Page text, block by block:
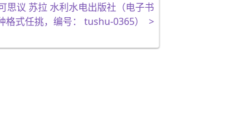
思议 苏拉 水利水电出版社（电子书
式任挑，编号： tushu-0365）
>